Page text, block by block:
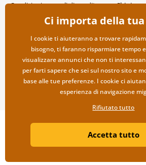
Condizioni generali di vendita e
Politica sulla privacy
Opzioni di spedizione e
pagamento
Reso della merce
Chi siamo
FAQ
Contatti
Copyright ©2019 ©
Litvanyi.sk| Negozio
Ci importa della
I cookie ti aiuteranno a trovare
bisogno, ti faranno risparmiare tempo
visualizzare annunci che non ti
per farti sapere che sei sul nostro sito e
base alle tue preferenze. I cookie ci
esperienza di navigazione
Rifiutato tutto
Accetta tutto